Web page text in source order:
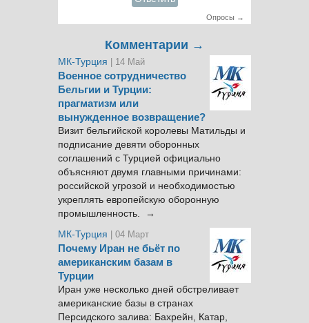
Опросы →
Комментарии →
МК-Турция | 14 Май
Военное сотрудничество
Бельгии и Турции:
прагматизм или
вынужденное возвращение?
Визит бельгийской королевы Матильды и
подписание девяти оборонных
соглашений с Турцией официально
объясняют двумя главными причинами:
российской угрозой и необходимостью
укреплять европейскую оборонную
промышленность. →
МК-Турция
| 04 Март
Почему Иран не бьёт по
американским базам в
Турции
Иран уже несколько дней обстреливает
американские базы в странах
Персидского залива: Бахрейн, Катар,